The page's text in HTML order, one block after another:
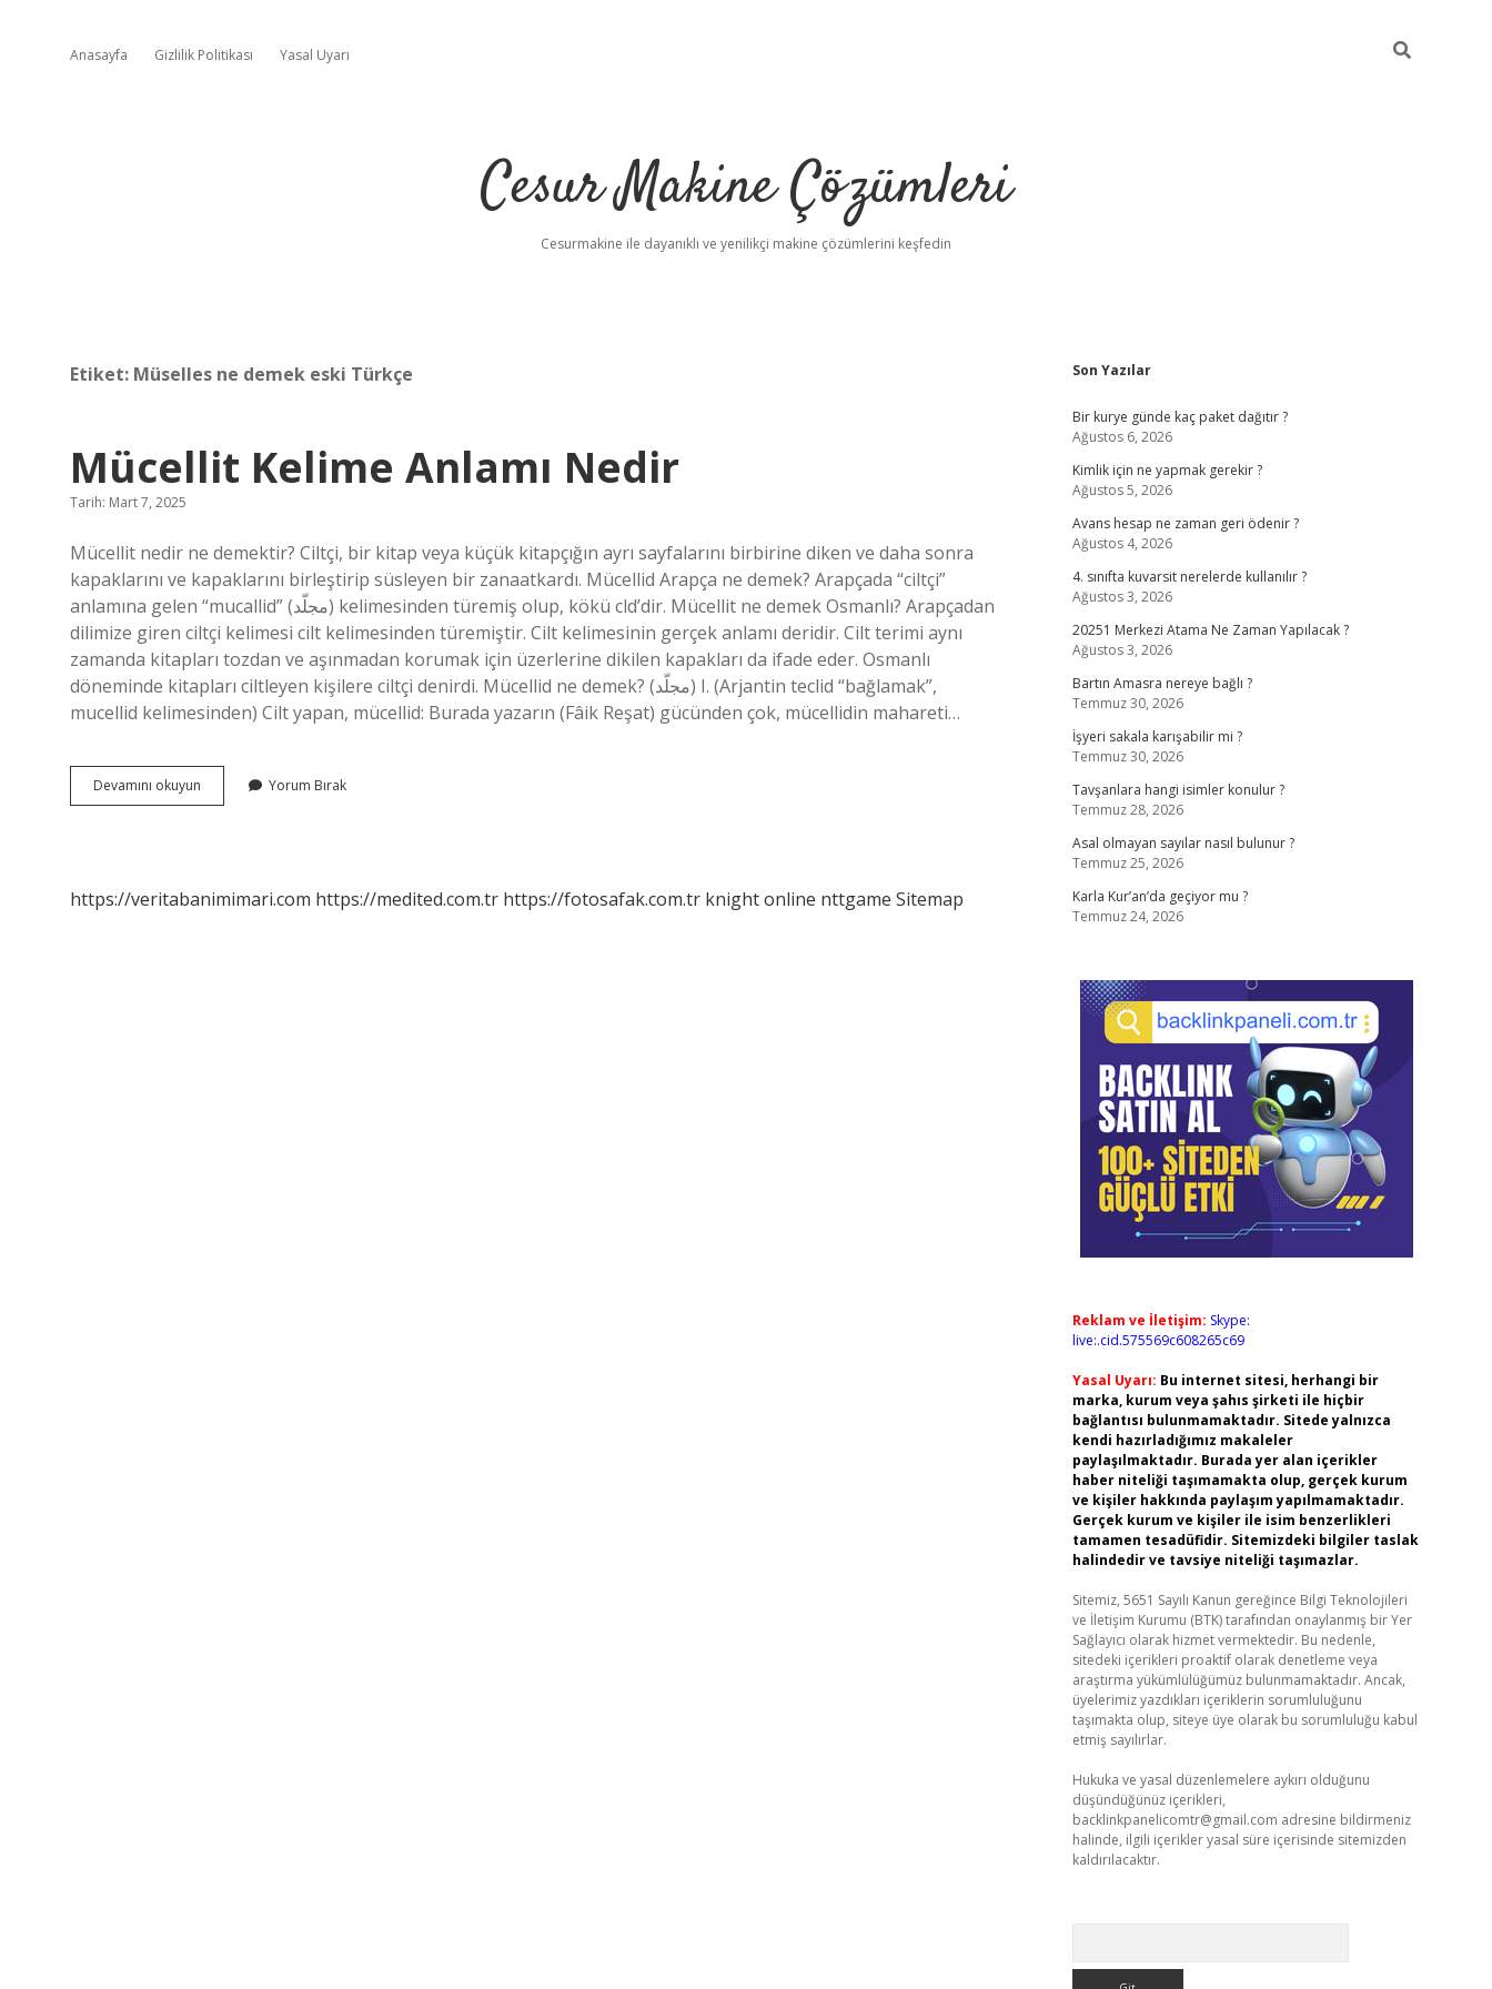
Anasayfa Gizlilik Politikası Yasal Uyarı
Cesur Makine Çözümleri
Cesurmakine ile dayanıklı ve yenilikçi makine çözümlerini keşfedin
Etiket: Müselles ne demek eski Türkçe
Mücellit Kelime Anlamı Nedir
Tarih: Mart 7, 2025
Mücellit nedir ne demektir? Ciltçi, bir kitap veya küçük kitapçığın ayrı sayfalarını birbirine diken ve daha sonra
kapaklarını ve kapaklarını birleştirip süsleyen bir zanaatkardı. Mücellid Arapça ne demek? Arapçada “ciltçi”
anlamına gelen “mucallid” (مجلّد) kelimesinden türemiş olup, kökü cld’dir. Mücellit ne demek Osmanlı? Arapçadan
dilimize giren ciltçi kelimesi cilt kelimesinden türemiştir. Cilt kelimesinin gerçek anlamı deridir. Cilt terimi aynı
zamanda kitapları tozdan ve aşınmadan korumak için üzerlerine dikilen kapakları da ifade eder. Osmanlı
döneminde kitapları ciltleyen kişilere ciltçi denirdi. Mücellid ne demek? (ﻣﺠﻠّﺪ) I. (Arjantin teclid “bağlamak”,
mucellid kelimesinden) Cilt yapan, mücellid: Burada yazarın (Fâik Reşat) gücünden çok, mücellidin mahareti…
Devamını okuyun
Kelime
Yorum Bırak
https://veritabanimimari.com https://medited.com.tr https://fotosafak.com.tr knight online nttgame Sitemap
Sidebar
Son Yazılar
Bir kurye günde kaç paket dağıtır ?
Ağustos 6, 2026
Kimlik için ne yapmak gerekir ?
Ağustos 5, 2026
Avans hesap ne zaman geri ödenir ?
Ağustos 4, 2026
4. sınıfta kuvarsit nerelerde kullanılır ?
Ağustos 3, 2026
20251 Merkezi Atama Ne Zaman Yapılacak ?
Ağustos 3, 2026
Bartın Amasra nereye bağlı ?
Temmuz 30, 2026
İşyeri sakala karışabilir mi ?
Temmuz 30, 2026
Tavşanlara hangi isimler konulur ?
Temmuz 28, 2026
Asal olmayan sayılar nasıl bulunur ?
Temmuz 25, 2026
Karla Kur’an’da geçiyor mu ?
Temmuz 24, 2026
Reklam ve İletişim: Skype:
live:.cid.575569c608265c69
Yasal Uyarı: Bu internet sitesi, herhangi bir
marka, kurum veya şahıs şirketi ile hiçbir
bağlantısı bulunmamaktadır. Sitede yalnızca
kendi hazırladığımız makaleler
paylaşılmaktadır. Burada yer alan içerikler
haber niteliği taşımamakta olup, gerçek kurum
ve kişiler hakkında paylaşım yapılmamaktadır.
Gerçek kurum ve kişiler ile isim benzerlikleri
tamamen tesadüfidir. Sitemizdeki bilgiler taslak
halindedir ve tavsiye niteliği taşımazlar.
Sitemiz, 5651 Sayılı Kanun gereğince Bilgi Teknolojileri
ve İletişim Kurumu (BTK) tarafından onaylanmış bir Yer
Sağlayıcı olarak hizmet vermektedir. Bu nedenle,
sitedeki içerikleri proaktif olarak denetleme veya
araştırma yükümlülüğümüz bulunmamaktadır. Ancak,
üyelerimiz yazdıkları içeriklerin sorumluluğunu
taşımakta olup, siteye üye olarak bu sorumluluğu kabul
etmiş sayılırlar.
Hukuka ve yasal düzenlemelere aykırı olduğunu
düşündüğünüz içerikleri,
backlinkpanelicomtr@gmail.com adresine bildirmeniz
halinde, ilgili içerikler yasal süre içerisinde sitemizden
kaldırılacaktır.